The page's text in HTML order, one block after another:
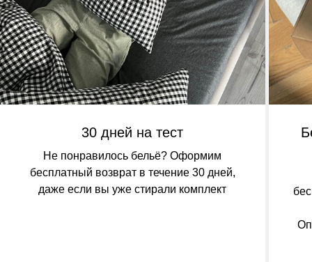
30 дней на тест
Не понравилось бельё? Оформим
бесплатный возврат в течение 30 дней,
даже если вы уже стирали комплект